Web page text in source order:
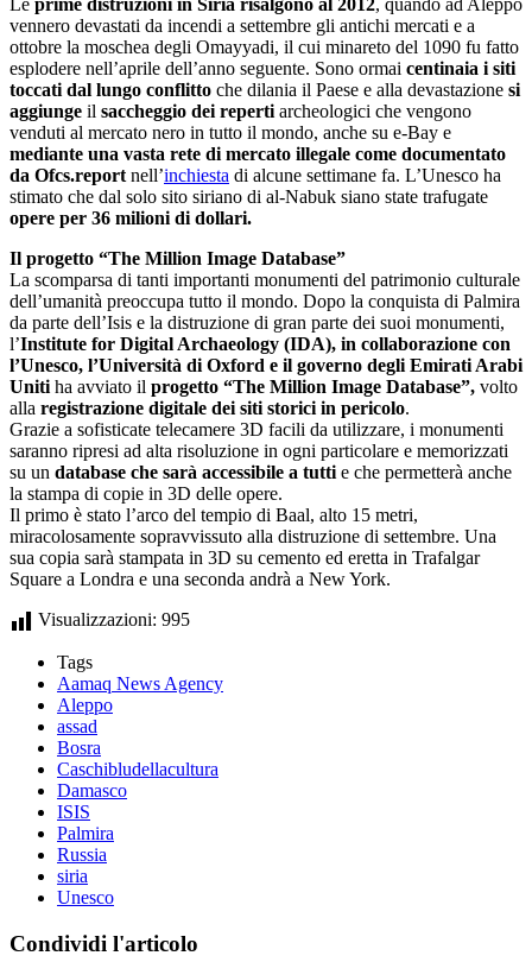
Le prime distruzioni in Siria risalgono al 2012, quando ad Aleppo
vennero devastati da incendi a settembre gli antichi mercati e a
ottobre la moschea degli Omayyadi, il cui minareto del 1090 fu fatto
esplodere nell’aprile dell’anno seguente. Sono ormai centinaia i siti
toccati dal lungo conflitto che dilania il Paese e alla devastazione si
aggiunge il saccheggio dei reperti archeologici che vengono
venduti al mercato nero in tutto il mondo, anche su e-Bay e
mediante una vasta rete di mercato illegale come documentato
da Ofcs.report nell’inchiesta di alcune settimane fa. L’Unesco ha
stimato che dal solo sito siriano di al-Nabuk siano state trafugate
opere per 36 milioni di dollari.
Il progetto “The Million Image Database”
La scomparsa di tanti importanti monumenti del patrimonio culturale
dell’umanità preoccupa tutto il mondo. Dopo la conquista di Palmira
da parte dell’Isis e la distruzione di gran parte dei suoi monumenti,
l’Institute for Digital Archaeology (IDA), in collaborazione con
l’Unesco, l’Università di Oxford e il governo degli Emirati Arabi
Uniti ha avviato il progetto “The Million Image Database”, volto
alla registrazione digitale dei siti storici in pericolo.
Grazie a sofisticate telecamere 3D facili da utilizzare, i monumenti
saranno ripresi ad alta risoluzione in ogni particolare e memorizzati
su un database che sarà accessibile a tutti e che permetterà anche
la stampa di copie in 3D delle opere.
Il primo è stato l’arco del tempio di Baal, alto 15 metri,
miracolosamente sopravvissuto alla distruzione di settembre. Una
sua copia sarà stampata in 3D su cemento ed eretta in Trafalgar
Square a Londra e una seconda andrà a New York.
Visualizzazioni: 995
Tags
Aamaq News Agency
Aleppo
assad
Bosra
Caschibludellacultura
Damasco
ISIS
Palmira
Russia
siria
Unesco
Condividi l'articolo